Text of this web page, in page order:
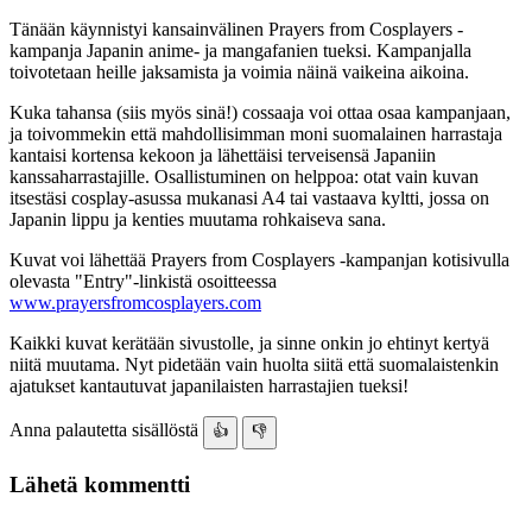
Tänään käynnistyi kansainvälinen Prayers from Cosplayers -
kampanja Japanin anime- ja mangafanien tueksi. Kampanjalla
toivotetaan heille jaksamista ja voimia näinä vaikeina aikoina.
Kuka tahansa (siis myös sinä!) cossaaja voi ottaa osaa kampanjaan,
ja toivommekin että mahdollisimman moni suomalainen harrastaja
kantaisi kortensa kekoon ja lähettäisi terveisensä Japaniin
kanssaharrastajille. Osallistuminen on helppoa: otat vain kuvan
itsestäsi cosplay-asussa mukanasi A4 tai vastaava kyltti, jossa on
Japanin lippu ja kenties muutama rohkaiseva sana.
Kuvat voi lähettää Prayers from Cosplayers -kampanjan kotisivulla
olevasta "Entry"-linkistä osoitteessa
www.prayersfromcosplayers.com
Kaikki kuvat kerätään sivustolle, ja sinne onkin jo ehtinyt kertyä
niitä muutama. Nyt pidetään vain huolta siitä että suomalaistenkin
ajatukset kantautuvat japanilaisten harrastajien tueksi!
Anna palautetta sisällöstä 👍 👎
Lähetä kommentti